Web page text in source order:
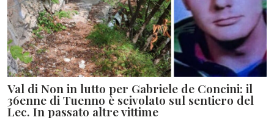
Val di Non in lutto per Gabriele de Concini: il
36enne di Tuenno è scivolato sul sentiero del
Lec. In passato altre vittime